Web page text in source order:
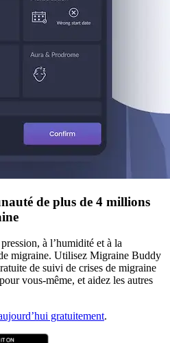
de plus de 4 millions
à l’humidité et à la
migraine. Utilisez Migraine Buddy
de suivi de crises de migraine
vous-même, et aidez les autres
gratuitement.